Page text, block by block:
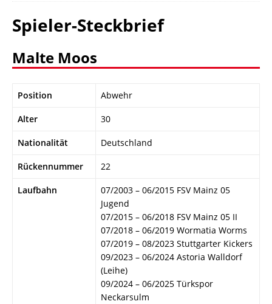
Spieler-Steckbrief
Malte Moos
Position Abwehr
Alter 30
Nationalität Deutschland
Rückennummer 22
Laufbahn
07/2003 – 06/2015 FSV Mainz 05
Jugend
07/2015 – 06/2018 FSV Mainz 05 II
07/2018 – 06/2019 Wormatia Worms
07/2019 – 08/2023 Stuttgarter Kickers
09/2023 – 06/2024 Astoria Walldorf
(Leihe)
09/2024 – 06/2025 Türkspor
Neckarsulm